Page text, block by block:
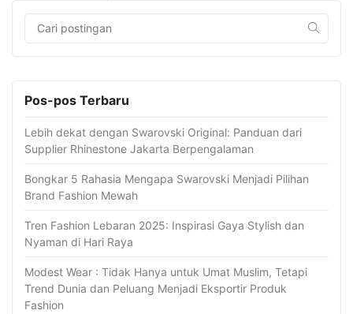
Pos-pos Terbaru
Lebih dekat dengan Swarovski Original: Panduan dari
Supplier Rhinestone Jakarta Berpengalaman
Bongkar 5 Rahasia Mengapa Swarovski Menjadi Pilihan
Brand Fashion Mewah
Tren Fashion Lebaran 2025: Inspirasi Gaya Stylish dan
Nyaman di Hari Raya
Modest Wear : Tidak Hanya untuk Umat Muslim, Tetapi
Trend Dunia dan Peluang Menjadi Eksportir Produk
Fashion